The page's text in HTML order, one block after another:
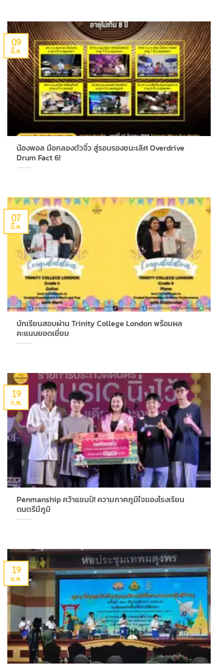
น้องพอล มือกลองตัวจิ๋ว สู่รอบรองชนะเลิศ Overdrive
Drum Fact 6!
09
มี.ค.
นักเรียนสอบผ่าน Trinity College London พร้อมผล
คะแนนยอดเยี่ยม
07
มี.ค.
Penmanship คว้าแชมป์! ความภาคภูมิใจของโรงเรียน
ดนตรีมีภูมิ
19
ก.พ.
19
ม.ค.